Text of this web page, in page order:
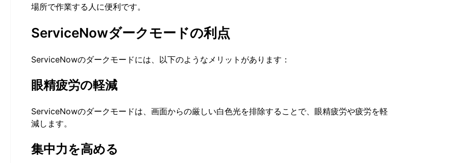
場所で作業する人に便利です。
ServiceNowダークモードの利点
ServiceNowのダークモードには、以下のようなメリットがあります：
眼精疲労の軽減
ServiceNowのダークモードは、画面からの厳しい白色光を排除することで、眼精疲労や疲労を軽
減します。
集中力を高める